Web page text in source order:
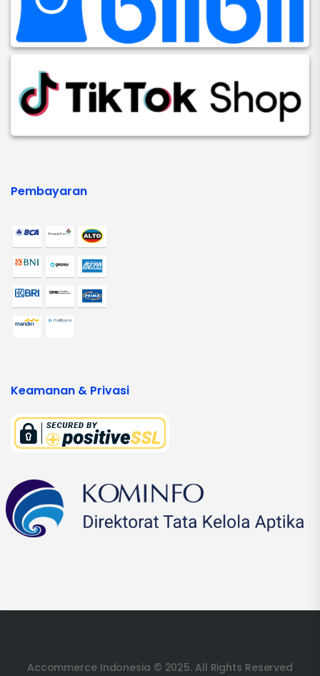
Pembayaran
Keamanan & Privasi
Accommerce Indonesia © 2025. All Rights Reserved